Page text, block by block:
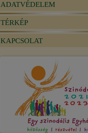
ADATVÉDELEM
TÉRKÉP
KAPCSOLAT